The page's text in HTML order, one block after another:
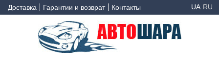
Доставка Гарантии и возврат Контакты UA RU